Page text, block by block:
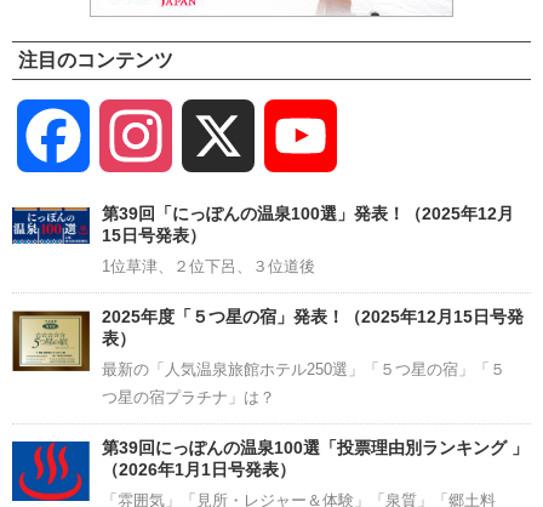
注目のコンテンツ
Facebook Instagram
Channel
第39回「にっぽんの温泉100選」発表！（2025年12月
15日号発表）
1位草津、２位下呂、３位道後
2025年度「５つ星の宿」発表！（2025年12月15日号発
表）
最新の「人気温泉旅館ホテル250選」「５つ星の宿」「５
つ星の宿プラチナ」は？
第39回にっぽんの温泉100選「投票理由別ランキング 」
（2026年1月1日号発表）
「雰囲気」「見所・レジャー＆体験」「泉質」「郷土料